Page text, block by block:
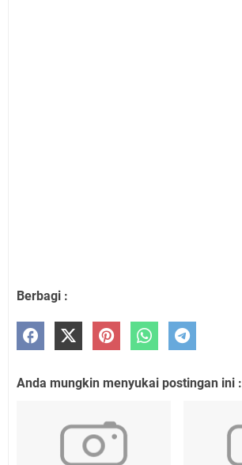
Berbagi :
Anda mungkin menyukai postingan ini :